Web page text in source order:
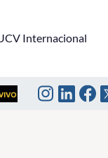
Internacional